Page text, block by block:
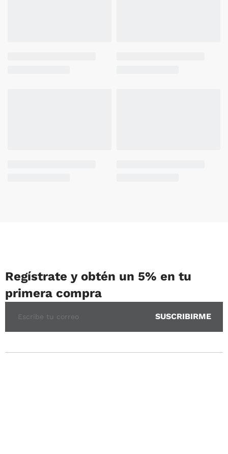
Regístrate y obtén un 5% en tu
primera compra